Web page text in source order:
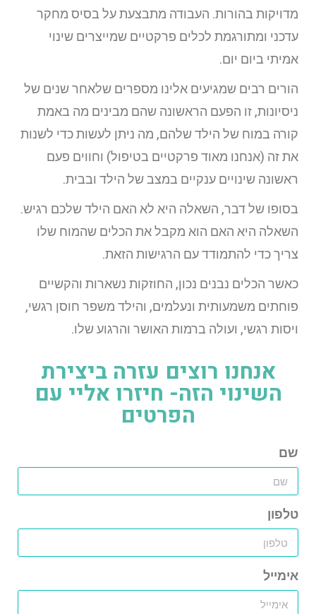
מדויקות בהורות. העבודה מתבצעת על בסיס מחקר
עדכני ומתורגמת לכלים פרקטיים שמייצרים שינוי
אמיתי ביום יום.
הורים רבים שמגיעים אלינו מספרים שלאחר שנים של
ניסיונות, זו הפעם הראשונה שהם מבינים מה באמת
קורה במוח של הילד שלהם, מה ניתן לעשות כדי לשנות
את זה (אנחנו מאוד פרקטיים בטיפול) וחווים פעם
ראשונה שינויים ענקיים במצב של הילד ובבית.
בסופו של דבר, השאלה היא לא האם הילד שלכם רגיש.
השאלה היא האם הוא מקבל את הכלים שהמוח שלו
צריך כדי להתמודד עם הרגישות הזאת.
כאשר הכלים נבנים נכון, החוזקות נשארות והקשיים
פוחתים משמעותית ונעלמים, והילד משפר חוסן רגשי,
ויסות רגשי, ועולה ברמות האושר והרגוע שלו.
אנחנו רוצים עזרה ביצירת
השינוי הזה- חיזרו אליי עם
הפרטים
שם
טלפון
אימייל